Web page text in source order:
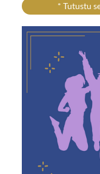
* Tutustu